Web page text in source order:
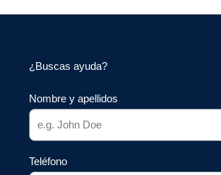
¿Buscas ayuda?
Nombre y apellidos
Teléfono